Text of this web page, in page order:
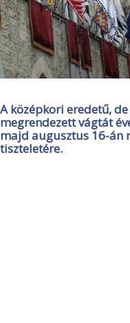
A középkori eredetű,
megrendezett vágtát
majd augusztus 16-án
tiszteletére.